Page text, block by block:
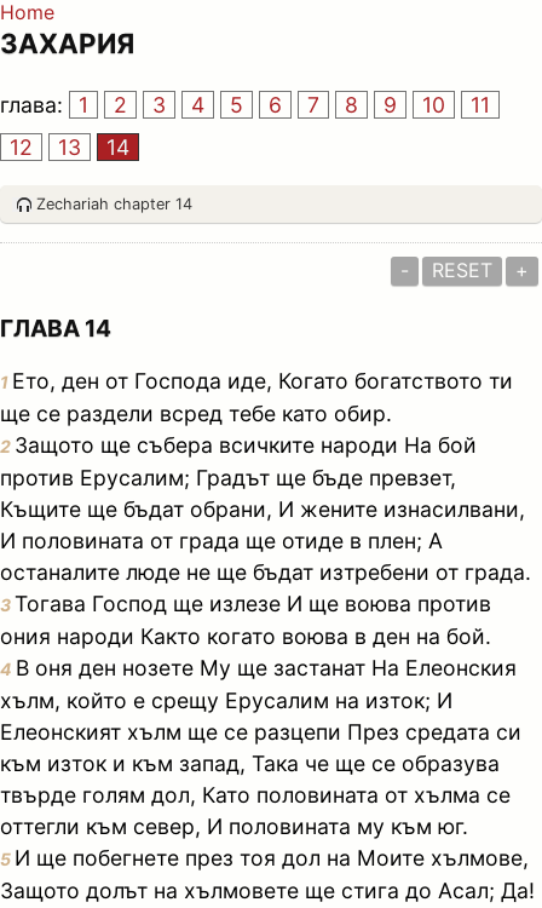
Home
ЗАХАРИЯ
глава: 1 2 3 4 5 6 7 8 9 10
11
12
13 14
Zechariah chapter 14
- RESET +
ГЛАВА 14
1 Ето, ден от Господа иде, Когато богатството ти
ще се раздели всред тебе като обир.
2 Защото ще събера всичките народи На бой
против Ерусалим; Градът ще бъде превзет,
Къщите ще бъдат обрани, И жените изнасилвани,
И половината от града ще отиде в плен; А
останалите люде не ще бъдат изтребени от града.
3Тогава Господ ще излезе И ще воюва против
ония народи Както когато воюва в ден на бой.
4 В оня ден нозете Му ще застанат На Елеонския
хълм, който е срещу Ерусалим на изток; И
Елеонският хълм ще се разцепи През средата си
към изток и към запад, Така че ще се образува
твърде голям дол, Като половината от хълма се
оттегли към север, И половината му към юг.
5 И ще побегнете през тоя дол на Моите хълмове,
Защото долът на хълмовете ще стига до Асал; Да!